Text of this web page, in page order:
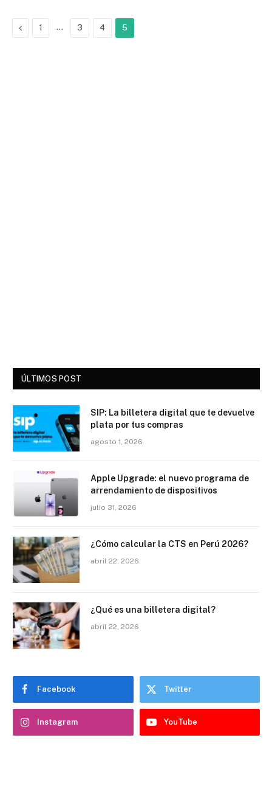
Previous
1 … 3 4 5
ÚLTIMOS POST
SIP: La billetera digital que te devuelve
plata por tus compras
agosto 1, 2026
Apple Upgrade: el nuevo programa de
arrendamiento de dispositivos
julio 31, 2026
¿Cómo calcular la CTS en Perú 2026?
abril 22, 2026
¿Qué es una billetera digital?
abril 22, 2026
Facebook Twitter
Instagram YouTube